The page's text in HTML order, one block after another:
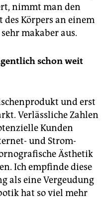
nimmt man den
des Körpers an einem
makaber aus.
schon weit
und erst
Verlässliche Zahlen
Kunden
und Strom­
Ästhetik
Ich empfinde diese
als eine Vergeudung
hat so viel mehr